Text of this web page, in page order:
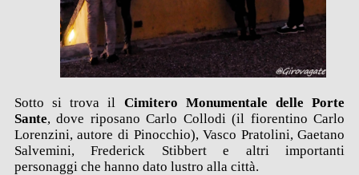
Sotto si trova il Cimitero Monumentale delle Porte
Sante, dove riposano Carlo Collodi (il fiorentino Carlo
Lorenzini, autore di Pinocchio), Vasco Pratolini, Gaetano
Salvemini, Frederick Stibbert e altri importanti
personaggi che hanno dato lustro alla città.